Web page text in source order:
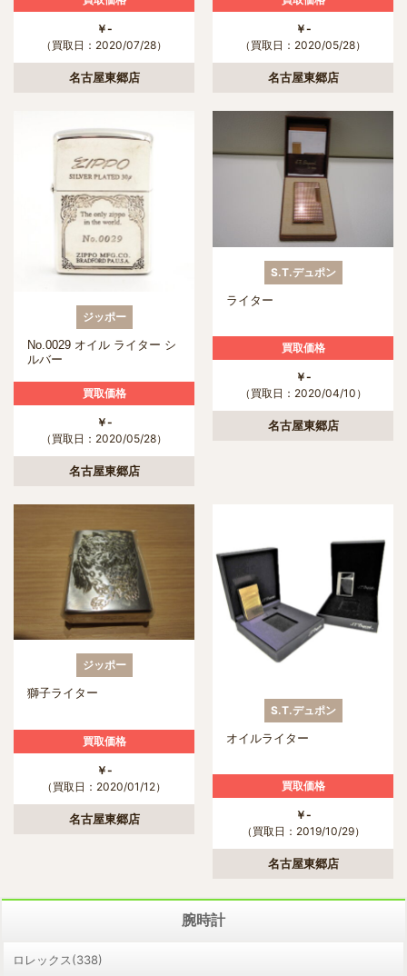
￥-
（買取日：2020/07/28）
名古屋東郷店
￥-
（買取日：2020/05/28）
名古屋東郷店
ジッポー
No.0029 オイル ライター シ
ルバー
買取価格
￥-
（買取日：2020/05/28）
名古屋東郷店
S.T.デュポン
ライター
買取価格
￥-
（買取日：2020/04/10）
名古屋東郷店
ジッポー
獅子ライター
買取価格
￥-
（買取日：2020/01/12）
名古屋東郷店
S.T.デュポン
オイルライター
買取価格
￥-
（買取日：2019/10/29）
名古屋東郷店
腕時計
ロレックス(338)